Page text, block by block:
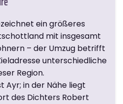
ein größeres
mit insgesamt
– der Umzug betrifft
unterschiedliche
Region.
Ayr; in der Nähe liegt
des Dichters Robert